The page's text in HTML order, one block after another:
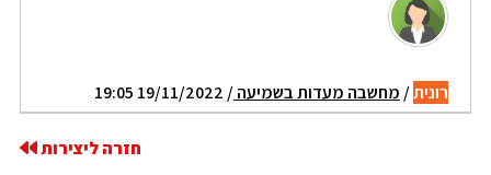
רונית/ מחשבה מעדות בשמיעה/ 19/11/2022 19:05
חזרה ליצירות